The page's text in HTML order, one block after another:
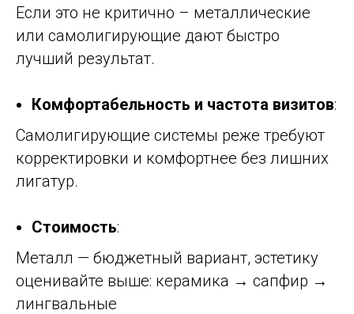
Если это не критично – металлические
или самолигирующие дают быстро
лучший результат.
Комфортабельность и частота визитов:
Самолигирующие системы реже требуют
корректировки и комфортнее без лишних
лигатур.
Стоимость:
Металл — бюджетный вариант, эстетику
оценивайте выше: керамика → сапфир →
лингвальные